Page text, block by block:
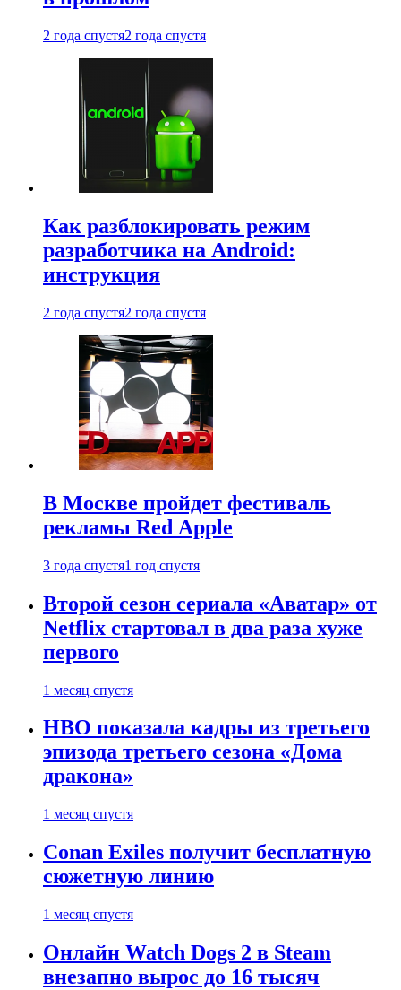
2 года спустя2 года спустя
Как разблокировать режим
разработчика на Android:
инструкция
2 года спустя2 года спустя
В Москве пройдет фестиваль
рекламы Red Apple
3 года спустя1 год спустя
Второй сезон сериала «Аватар» от
Netflix стартовал в два раза хуже
первого
1 месяц спустя
HBO показала кадры из третьего
эпизода третьего сезона «Дома
дракона»
1 месяц спустя
Conan Exiles получит бесплатную
сюжетную линию
1 месяц спустя
Онлайн Watch Dogs 2 в Steam
внезапно вырос до 16 тысяч